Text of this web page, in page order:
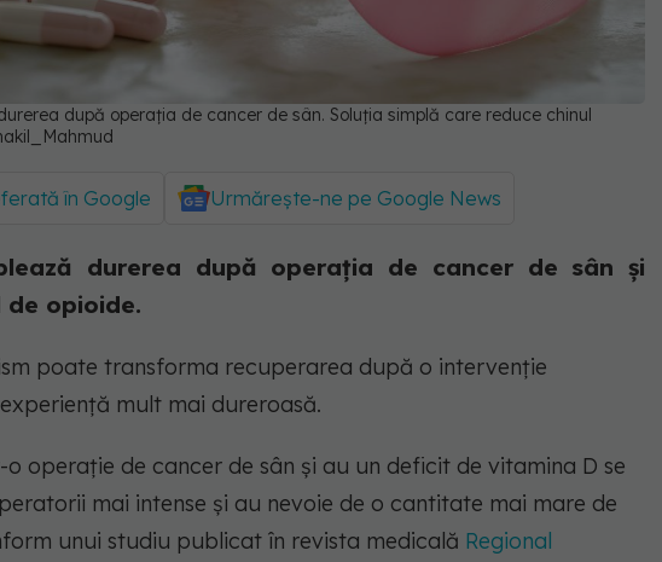
după operația de cancer de sân. Soluția simplă care reduce chinul
în Google Urmărește-ne pe Google News
durerea după operația de cancer de sân și
de opioide.
poate transforma recuperarea după o intervenție
mult mai dureroasă.
operație de cancer de sân și au un deficit de vitamina D se
mai intense și au nevoie de o cantitate mai mare de
unui studiu publicat în revista medicală Regional